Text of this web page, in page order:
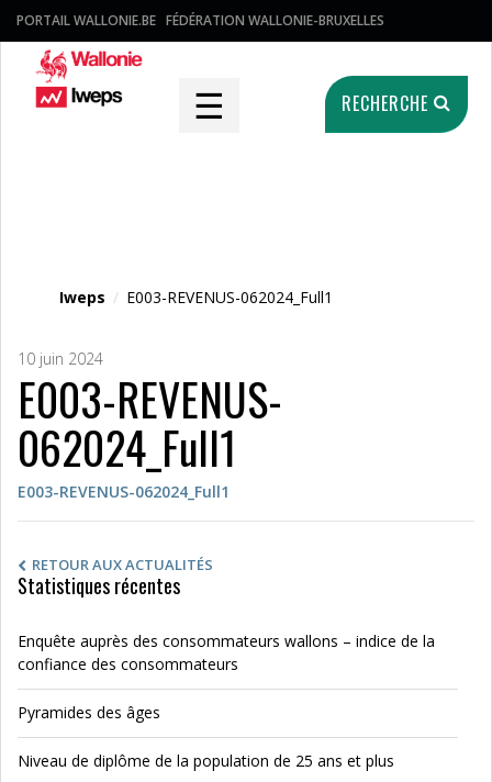
PORTAIL WALLONIE.BE FÉDÉRATION WALLONIE-BRUXELLES
☰ RECHERCHE
Iweps / E003-REVENUS-062024_Full1
10 juin 2024
E003-REVENUS-
062024_Full1
E003-REVENUS-062024_Full1
RETOUR AUX ACTUALITÉS
Statistiques récentes
Enquête auprès des consommateurs wallons – indice de la
confiance des consommateurs
Pyramides des âges
Niveau de diplôme de la population de 25 ans et plus